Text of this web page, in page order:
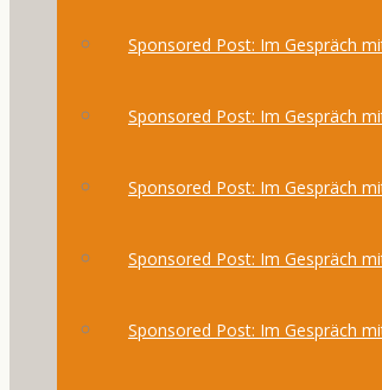
Sponsored Post: Im Gespräch
Sponsored Post: Im Gespräch
Sponsored Post: Im Gespräch
Sponsored Post: Im Gespräch
Sponsored Post: Im Gespräch